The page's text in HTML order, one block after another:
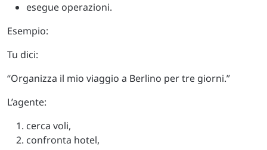
esegue operazioni.
Esempio:
Tu dici:
“Organizza il mio viaggio a Berlino per tre giorni.”
L’agente:
cerca voli,
confronta hotel,